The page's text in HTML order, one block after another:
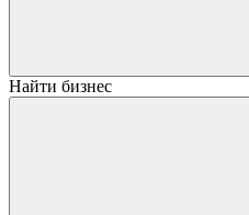
Найти бизнес